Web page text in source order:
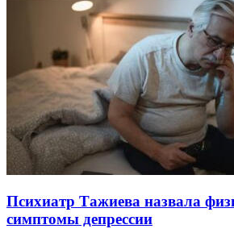
Психиатр Тажиева назвала
симптомы депрессии